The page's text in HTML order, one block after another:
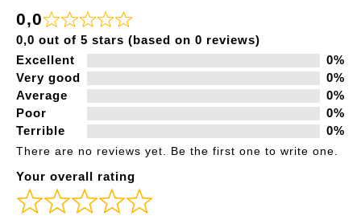
0,0
0,0 out of 5 stars (based on 0 reviews)
Excellent
0%
Very good
0%
Average
0%
Poor
0%
Terrible
0%
There are no reviews yet. Be the first one to write one.
Your overall rating